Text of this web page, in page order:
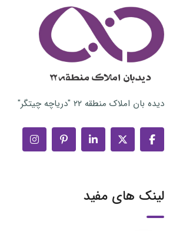
دیده بان املاک منطقه ۲۲ "دریاچه چیتگر"
لینک های مفید